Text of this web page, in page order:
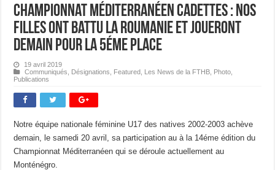
Championnat Méditerranéen Cadettes : Nos
filles ont battu la Roumanie et joueront
demain pour la 5éme place
19 avril 2019
Communiqués
Désignations Featured Les News de la FTHB Photo
Publications
Notre équipe nationale féminine U17 des natives 2002-2003 achève
demain, le samedi 20 avril, sa participation au à la 14éme édition du
Championnat Méditerranéen qui se déroule actuellement au
Monténégro.